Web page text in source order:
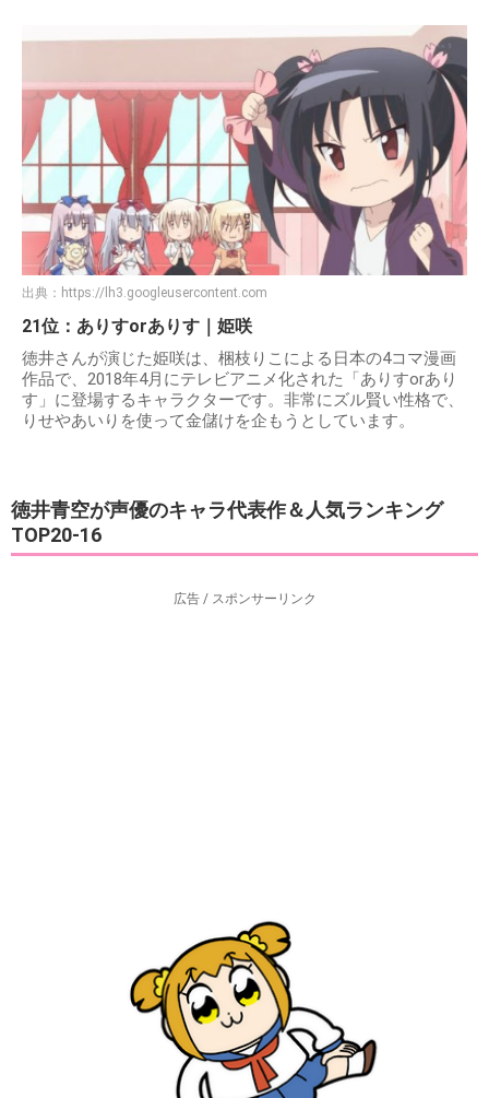
出典： https://lh3.googleusercontent.com
21位：ありすorありす｜姫咲
徳井さんが演じた姫咲は、梱枝りこによる日本の4コマ漫画
作品で、2018年4月にテレビアニメ化された「ありすorあり
す」に登場するキャラクターです。非常にズル賢い性格で、
りせやあいりを使って金儲けを企もうとしています。
徳井青空が声優のキャラ代表作＆人気ランキング
TOP20-16
広告 / スポンサーリンク